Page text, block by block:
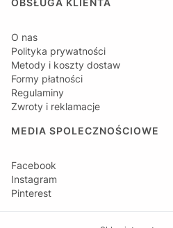
Linki w stopce
OBSŁUGA KLIENTA
O nas
Polityka prywatności
Metody i koszty dostaw
Formy płatności
Regulaminy
Zwroty i reklamacje
MEDIA SPOLECZNOŚCIOWE
Facebook
Instagram
Pinterest